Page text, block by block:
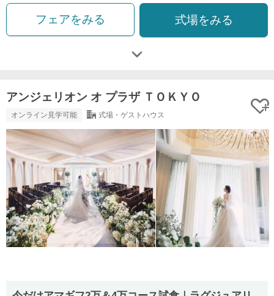
フェアをみる 式場をみる
アンジェリオン オ プラザ ＴＯＫＹＯ
オンライン見学可能 式場・ゲストハウス